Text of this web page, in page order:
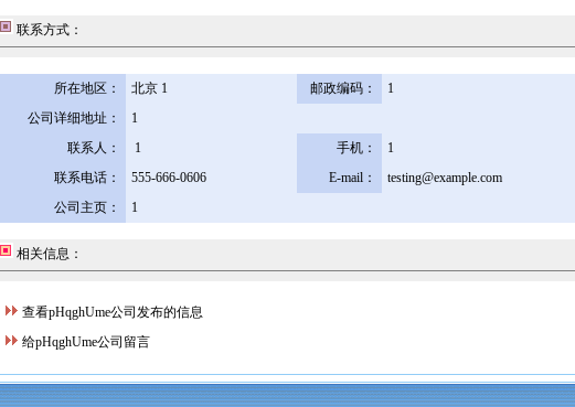
联系方式：
所在地区： 北京 1 邮政编码：
1
公司详细地址：
1
联系人：
1 手机：
1
联系电话：
555-666-0606 E-mail：
testing@example.com
公司主页：
1
相关信息：
查看pHqghUme公司发布的信息
给pHqghUme公司留言